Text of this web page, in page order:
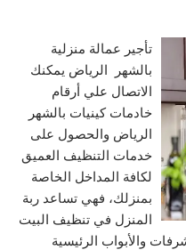
تأجير عمالة منزلية
بالشهر الرياض يمكنك
الاتصال علي أرقام
خادمات كينيات بالشهر
الرياض والحصول على
خدمات التنظيف العميق
لكافة المداخل الخاصة
بمنزلك، فهي تساعد ربة
المنزل في تنظيف البيت
والأبواب الرئيسية